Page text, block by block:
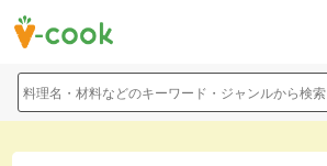
料理名・材料などのキーワード・ジャンルから検索